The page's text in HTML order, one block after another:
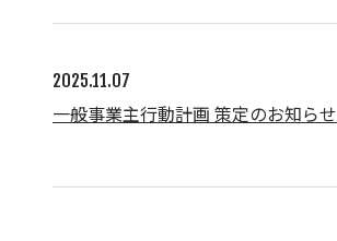
2025.11.07
一般事業主行動計画 策定のお知らせ